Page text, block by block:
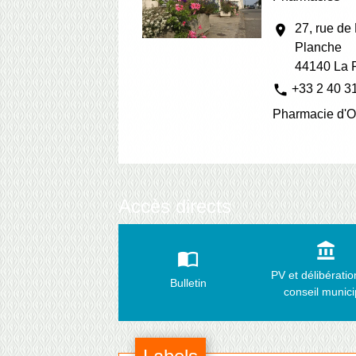
location_on
27, rue de
Planche
44140 La
phone +33 2 40
Pharmacie
Accès directs
import_contacts
Bulletin
account_balance
PV et
conseil